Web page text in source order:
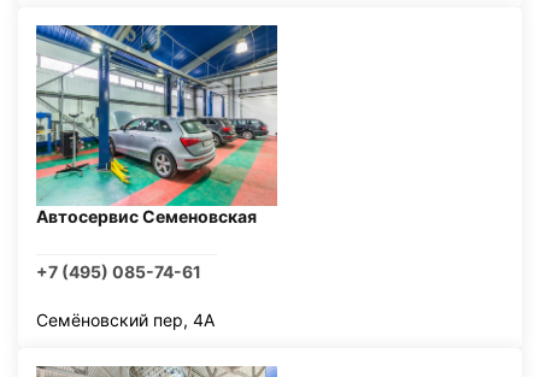
Автосервис Семеновская
+7 (495) 085-74-61
Семёновский пер, 4А